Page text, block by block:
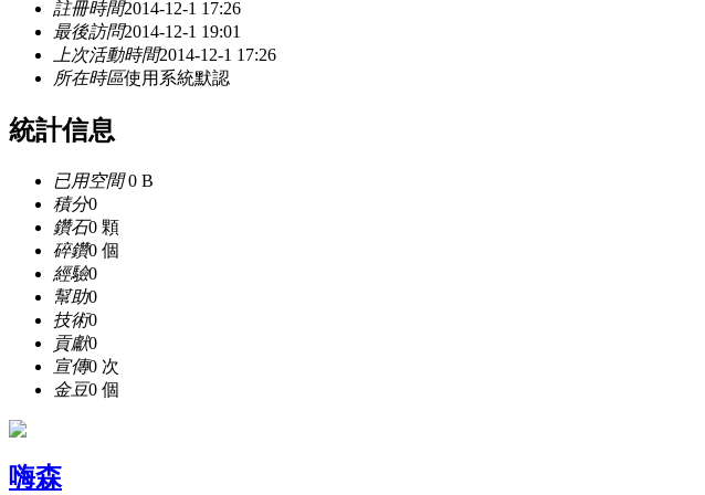
註冊時間2014-12-1 17:26
最後訪問2014-12-1 19:01
上次活動時間2014-12-1 17:26
所在時區使用系統默認
統計信息
已用空間0 B
積分0
鑽石0 顆
碎鑽0 個
經驗0
幫助0
技術0
貢獻0
宣傳0 次
金豆0 個
嗨森